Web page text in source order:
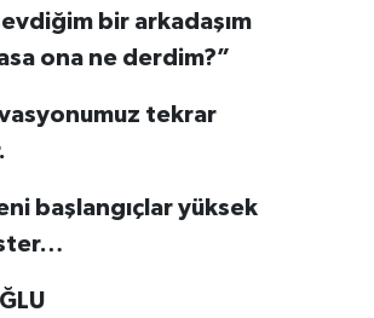
bir arkadaşım
ona ne derdim?”
tekrar
başlangıçlar yüksek